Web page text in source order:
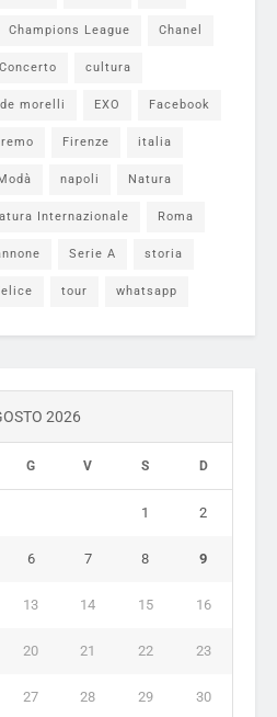
Champions League Chanel
Concerto cultura
morelli EXO Facebook
Firenze italia
napoli Natura
Internazionale Roma
Serie A storia
tour whatsapp
2026
G V S D
1 2
6 7 8 9
13 14 15 16
20 21 22 23
27 28 29 30